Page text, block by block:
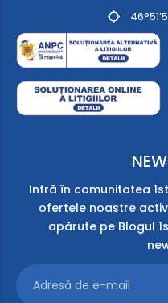
Intră în comunitatea
ofertele noastre
apărute pe Blogul